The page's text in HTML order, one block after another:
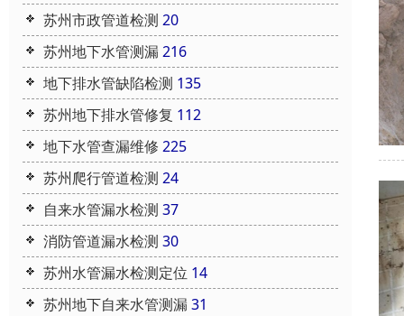
苏州市政管道检测 20
苏州地下水管测漏216
地下排水管缺陷检测 135
苏州地下排水管修复 112
地下水管查漏维修 225
苏州爬行管道检测 24
自来水管漏水检测 37
消防管道漏水检测 30
苏州水管漏水检测定位 14
苏州地下自来水管测漏31